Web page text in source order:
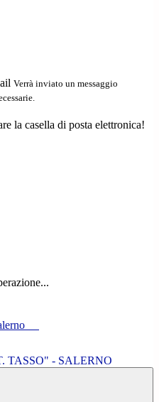
Verrà inviato un messaggio
la casella di posta elettronica!